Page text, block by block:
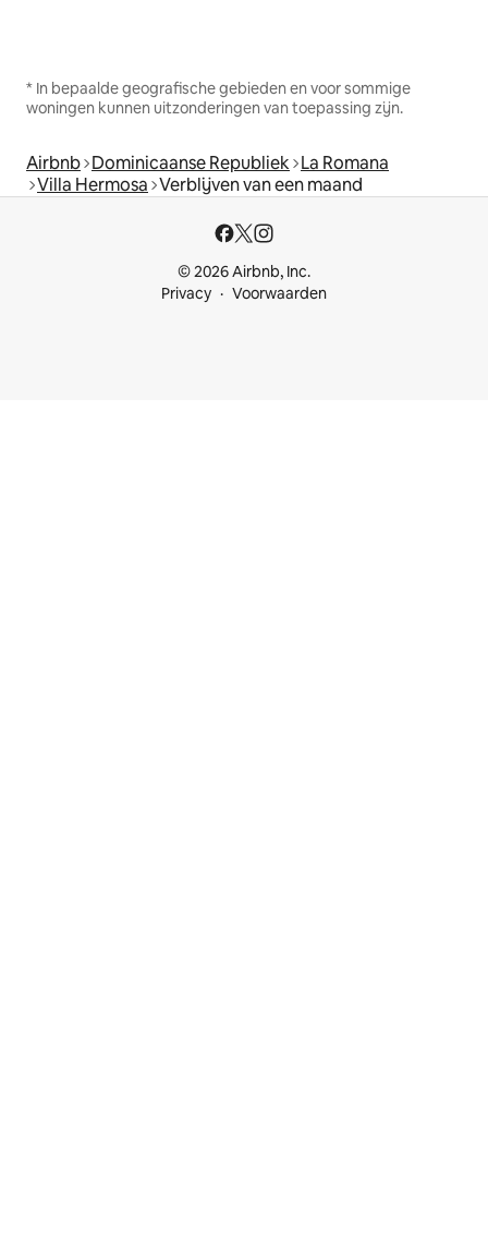
* In bepaalde geografische gebieden en voor sommige
woningen kunnen uitzonderingen van toepassing zijn.
Airbnb Dominicaanse Republiek La Romana
Villa Hermosa Verblijven van een maand
© 2026 Airbnb, Inc.
Privacy
Voorwaarden